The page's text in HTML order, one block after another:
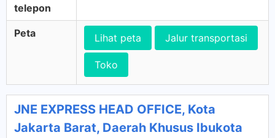
telepon
Peta Lihat peta Jalur transportasi
Toko
JNE EXPRESS HEAD OFFICE, Kota
Jakarta Barat, Daerah Khusus Ibukota